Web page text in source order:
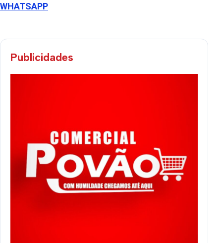
WHATSAPP
Publicidades